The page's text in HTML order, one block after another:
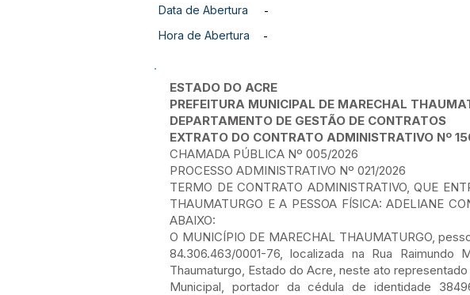
Data de Abertura
-
Hora de Abertura
-
ESTADO DO ACRE
PREFEITURA MUNICIPAL DE MARECHAL
DEPARTAMENTO DE GESTÃO DE CONTRATOS
EXTRATO DO CONTRATO ADMINISTRATIVO Nº
CHAMADA PÚBLICA Nº 005/2026
PROCESSO ADMINISTRATIVO Nº 021/2026
TERMO DE CONTRATO ADMINISTRATIVO, QUE
THAUMATURGO E A PESSOA FÍSICA: ADELIANE
ABAIXO:
O MUNICÍPIO DE MARECHAL THAUMATURGO,
84.306.463/0001-76, localizada na Rua
Thaumaturgo, Estado do Acre, neste ato
Municipal, portador da cédula de identidade